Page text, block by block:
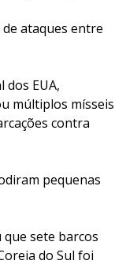
ataques entre
dos EUA,
múltiplos mísseis
contra
pequenas
sete barcos
do Sul foi